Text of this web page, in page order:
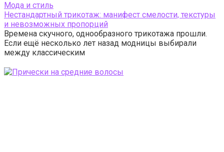
Мода и стиль
Нестандартный трикотаж: манифест смелости, текстуры
и невозможных пропорций
Времена скучного, однообразного трикотажа прошли.
Если ещё несколько лет назад модницы выбирали
между классическим